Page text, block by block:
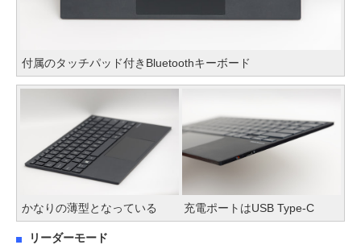
付属のタッチパッド付きBluetoothキーボード
かなりの薄型となっている 充電ポートはUSB Type-C
リーダーモード